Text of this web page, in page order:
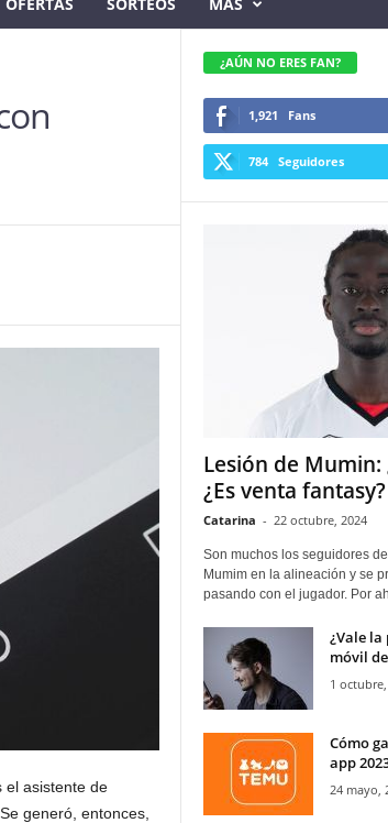
el asistente de
generó, entonces,
¿AÚN NO ERES FAN?
1,921 Fans
784 Seguidores
Lesión de Mumin:
¿Es venta fantasy?
Catarina - 22 octubre, 2024
Son muchos los seguidores
Mumim en la alineación y se
pasando con el jugador. Por
¿Vale
móvil
1
Cómo
app
24 mayo,